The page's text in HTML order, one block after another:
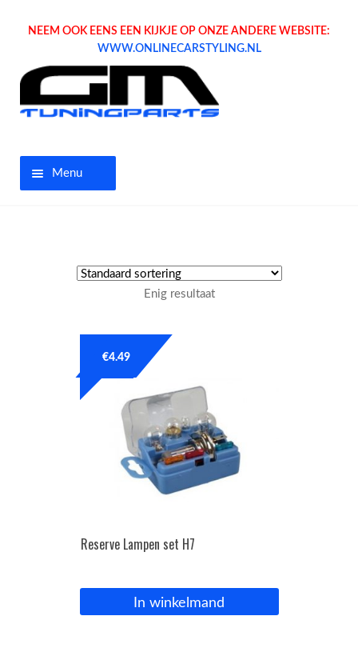
NEEM OOK EENS EEN KIJKJE OP ONZE ANDERE WEBSITE:
WWW.ONLINECARSTYLING.NL
Menu
Tuning parts
OPC Line
Bedrijfswagen parts
Inloggen / Registreren
Enig resultaat
Reserve Lampen set H7
€4.49
In winkelmand